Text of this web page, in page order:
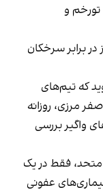
تورخم و
برابر سرخکان
که تیم‌های
مرزی، روزانه
واگیر بررسی
فقط در یک
نفر با علائم بیماری‌های عفونی